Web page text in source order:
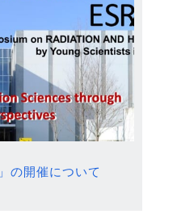
の開催について